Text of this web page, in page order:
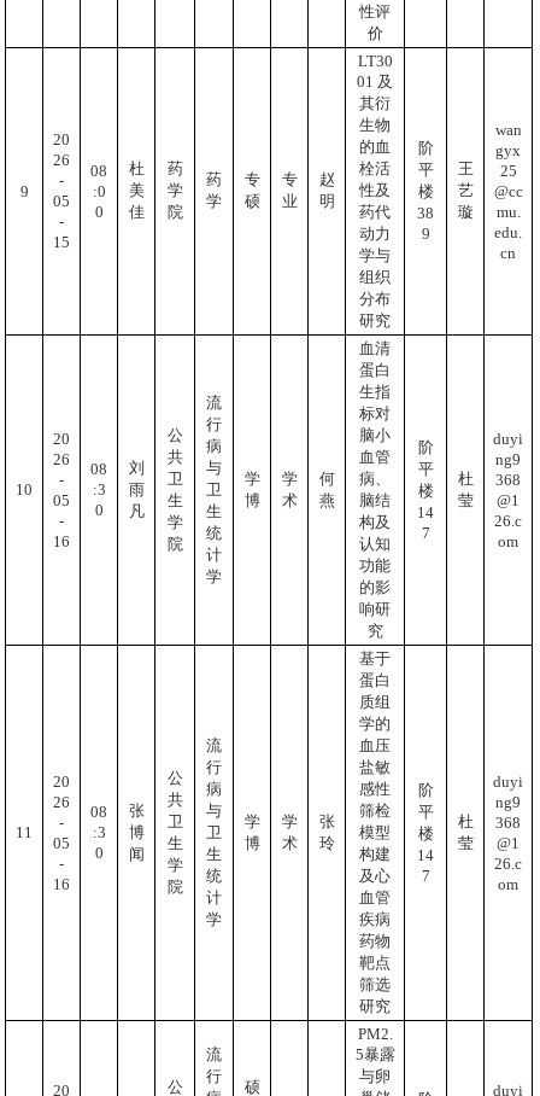
性评
价
9
20
26
-
05
-
15
08
:0
0
杜
美
佳
药
学
院
药
学
专
硕
专
业
赵
明
LT30
01 及
其衍
生物
的血
栓活
性及
药代
动力
学与
组织
分布
研究
阶
平
楼
38
9
王
艺
璇
wan
gyx
25
@cc
mu.
edu.
cn
10
20
26
-
05
-
16
08
:3
0
刘
雨
凡
公
共
卫
生
学
院
流
行
病
与
卫
生
统
计
学
学
博
学
术
何
燕
血清
蛋白
生指
标对
脑小
血管
病、
脑结
构及
认知
功能
的影
响研
究
阶
平
楼
14
7
杜
莹
duyi
ng9
368
@1
26.c
om
11
20
26
-
05
-
16
08
:3
0
张
博
闻
公
共
卫
生
学
院
流
行
病
与
卫
生
统
计
学
学
博
学
术
张
玲
基于
蛋白
质组
学的
血压
盐敏
感性
筛检
模型
构建
及心
血管
疾病
药物
靶点
筛选
研究
阶
平
楼
14
7
杜
莹
duyi
ng9
368
@1
26.c
om
20 公
流
行
硕
PM2.
5暴露
与卵
duyi